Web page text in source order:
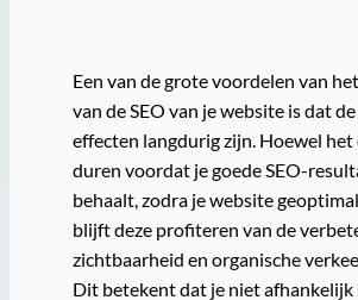
Een van de grote voordelen van
van de SEO van je website is dat
effecten langdurig zijn. Hoewel het
duren voordat je goede SEO-
behaalt, zodra je website
blijft deze profiteren van de
zichtbaarheid en organische
Dit betekent dat je niet afhankelijk